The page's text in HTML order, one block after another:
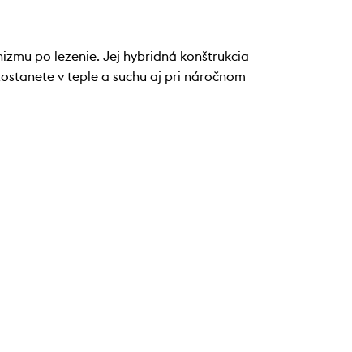
po lezenie. Jej hybridná konštrukcia
v teple a suchu aj pri náročnom